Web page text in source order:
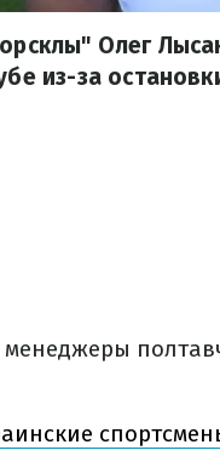
Олег
из-за